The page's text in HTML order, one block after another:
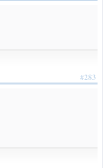
#283